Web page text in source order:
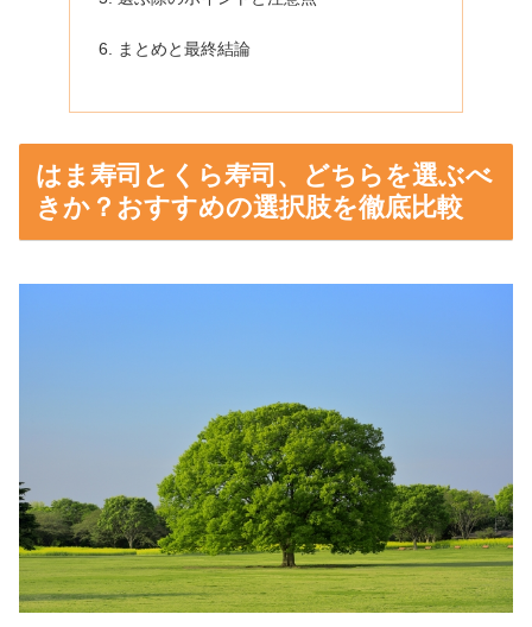
まとめと最終結論
はま寿司とくら寿司、どちらを選ぶべ
きか？おすすめの選択肢を徹底比較